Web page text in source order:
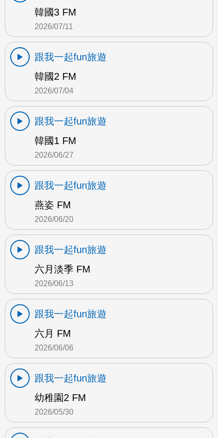
韓國3 FM
2026/07/11
跟我一起fun旅遊
韓國2 FM
2026/07/04
跟我一起fun旅遊
韓國1 FM
2026/06/27
跟我一起fun旅遊
燕姿 FM
2026/06/20
跟我一起fun旅遊
六月淡季 FM
2026/06/13
跟我一起fun旅遊
六月 FM
2026/06/06
跟我一起fun旅遊
幼稚園2 FM
2026/05/30